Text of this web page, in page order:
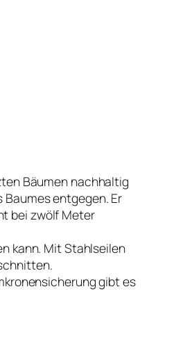
Bäumen nachhaltig
entgegen. Er
bei zwölf Meter
kann. Mit Stahlseilen
gibt es